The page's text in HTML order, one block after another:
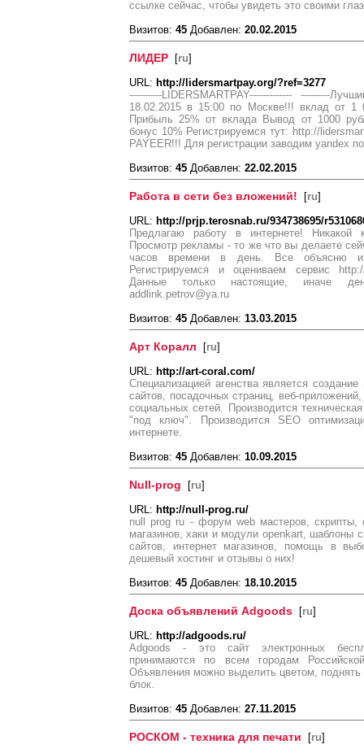
ссылке сейчас, чтобы увидеть это своими
Визитов: 45 Добавлен: 20.02.2015
ЛИДЕР [ru]
URL: http://lidersmartpay.org/?ref=3277
----------LIDERSMARTPAY------------- ---------
18.02.2015 в 15:00 по Москве!!! вклад от
Прибыль 25% от вклада Вывод от 1000
бонус 10% Регистрируемся тут: http://
PAYEER!!! Для регистрации заводим yandex
Визитов: 45 Добавлен: 22.02.2015
Работа в сети без вложений! [ru]
URL: http://prjp.terosnab.ru/934738695/
Предлагаю работу в интернете! Никакой
Просмотр рекламы - то же что вы делаете
часов времени в день. Все объясню
Регистрируемся и оцениваем сервис http://
Данные только настоящие, иначе
addlink.petrov@ya.ru
Визитов: 45 Добавлен: 13.03.2015
Арт Коралл [ru]
URL: http://art-coral.com/
Специализацией агенства является
сайтов, посадочных страниц, веб-
социальных сетей. Производится
"под ключ". Производится SEO
интернете.
Визитов: 45 Добавлен: 10.09.2015
Null-prog [ru]
URL: http://null-prog.ru/
null prog ru - форум web мастеров, скрипты,
магазинов, хаки и модули openkart, шаблоны
сайтов, интернет магазинов, помощь в
дешевый хостинг и отзывы о них!
Визитов: 45 Добавлен: 18.10.2015
Доска объявлений Adgoods [ru]
URL: http://adgoods.ru/
Adgoods - это сайт электронных
принимаются по всем городам
Объявления можно выделить цветом,
блок.
Визитов: 45 Добавлен: 27.11.2015
РОСКОМ - техника для печати [ru]